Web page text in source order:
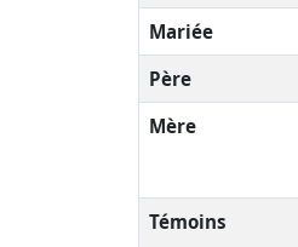
Mariée
Père
Mère
Témoins